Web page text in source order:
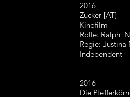
2016
Zucker [AT]
Kinofilm
Rolle: Ralph
Regie: Justina
Independent
2016
Die